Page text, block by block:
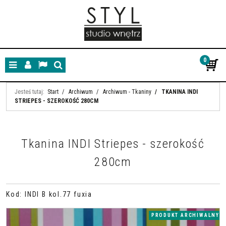
MenuPanelLangSzukaj
0
Jesteś tutaj: Start / Archiwum / Archiwum - Tkaniny /
TKANINA INDI
STRIEPES - SZEROKOŚĆ 280CM
Tkanina INDI Striepes - szerokość
280cm
Kod : INDI B kol.77 fuxia
PRODUKT ARCHIWALNY